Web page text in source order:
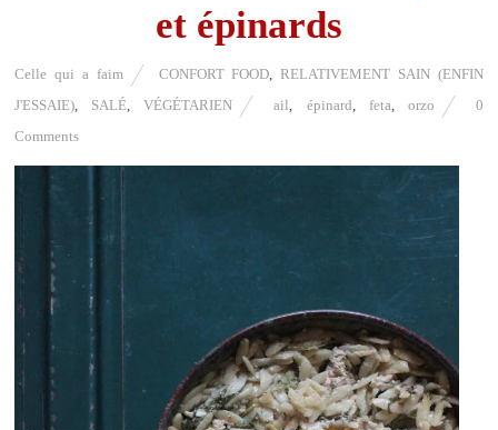
et épinards
Celle qui a faim CONFORT FOOD ,RELATIVEMENT SAIN (ENFIN
J'ESSAIE)
SALÉ ,VÉGÉTARIEN ail épinard feta orzo
0
Comments